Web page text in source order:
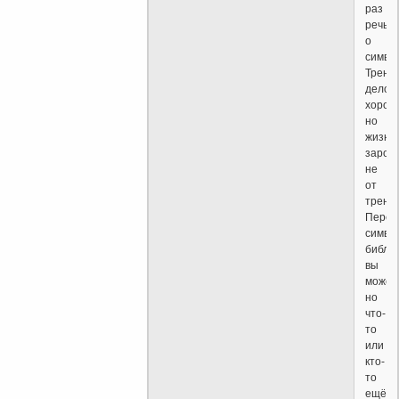
раз
речь
о
дело
но
жизнь
не
от
вы
но
что-
то
или
кто-
то
ещё